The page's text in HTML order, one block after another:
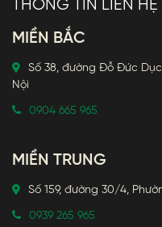
THÔNG TIN LIÊN HỆ
MIỀN BẮC
Số 38, đường Đỗ Đức
Nội
0904 665 965
MIỀN TRUNG
Số 159, đường 30/4,
0939 265 965